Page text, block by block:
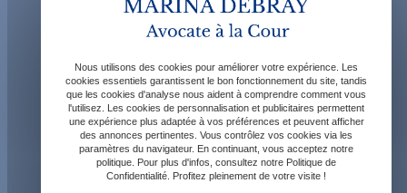
Email
contact@avocatdebray.fr
Horaires
Lundi - Vendredi : 9h - 19h
Nous utilisons des cookies pour améliorer votre expérience. Les
cookies essentiels garantissent le bon fonctionnement du site, tandis
que les cookies d'analyse nous aident à comprendre comment vous
l'utilisez. Les cookies de personnalisation et publicitaires permettent
une expérience plus adaptée à vos préférences et peuvent afficher
des annonces pertinentes. Vous contrôlez vos cookies via les
paramètres du navigateur. En continuant, vous acceptez notre
politique. Pour plus d'infos, consultez notre Politique de
Confidentialité. Profitez pleinement de votre visite !